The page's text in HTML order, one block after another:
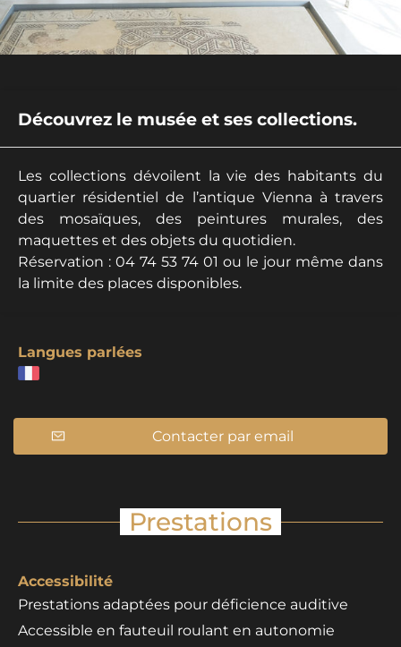
Découvrez le musée et ses collections.
Les collections dévoilent la vie des habitants du
quartier résidentiel de l’antique Vienna à travers
des mosaïques, des peintures murales, des
maquettes et des objets du quotidien.
Réservation : 04 74 53 74 01 ou le jour même dans
la limite des places disponibles.
Langues parlées
Contacter par email
Prestations
Accessibilité
Prestations adaptées pour déficience auditive
Accessible en fauteuil roulant en autonomie